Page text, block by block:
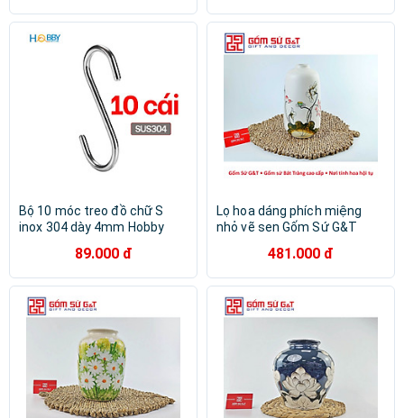
Bộ 10 móc treo đồ chữ S
inox 304 dày 4mm Hobby
89.000 đ
Lọ hoa dáng phích miệng
nhỏ vẽ sen Gốm Sứ G&T
481.000 đ